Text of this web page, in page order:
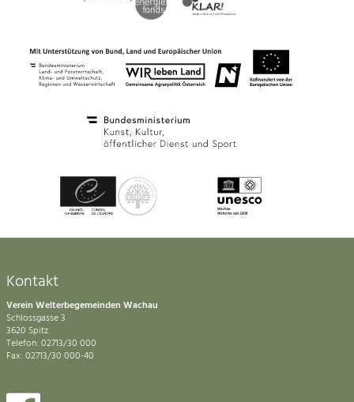
Kontakt
Verein Welterbegemeinden Wachau
Schlossgasse 3
3620 Spitz
Telefon: 02713/30 000
Fax: 02713/30 000-40